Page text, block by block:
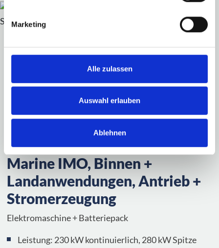
Marketing
Alle zulassen
Auswahl erlauben
Ablehnen
SCANIA
Marine IMO, Binnen +
Landanwendungen, Antrieb +
Stromerzeugung
Elektromaschine + Batteriepack
Leistung: 230 kW kontinuierlich, 280 kW Spitze